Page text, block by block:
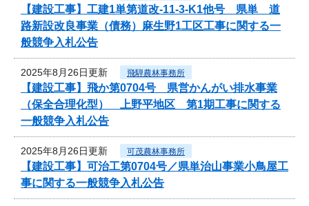
【建設工事】工建1単第道改-11-3-K1他号 県単 道
路新設改良事業（債務）麻生野1工区工事に関する一
般競争入札公告
2025年8月26日更新 飛騨農林事務所
【建設工事】飛か第0704号 県営かんがい排水事業
（保全合理化型） 上野平地区 第1期工事に関する
一般競争入札公告
2025年8月26日更新 可茂農林事務所
【建設工事】可治工第0704号／県単治山事業小鳥屋工
事に関する一般競争入札公告